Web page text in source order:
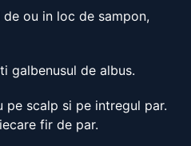
ou in loc de sampon,
galbenusul de albus.
pe scalp si pe intregul par.
fir de par.